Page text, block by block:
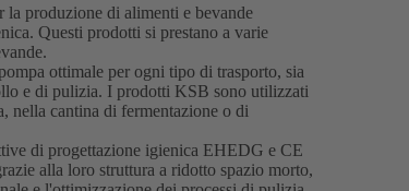
produzione di alimenti e bevande
Questi prodotti si prestano a varie
ottimale per ogni tipo di trasporto, sia
e di pulizia. I prodotti KSB sono utilizzati
nella cantina di fermentazione o di
di progettazione igienica EHEDG e CE
alla loro struttura a ridotto spazio morto,